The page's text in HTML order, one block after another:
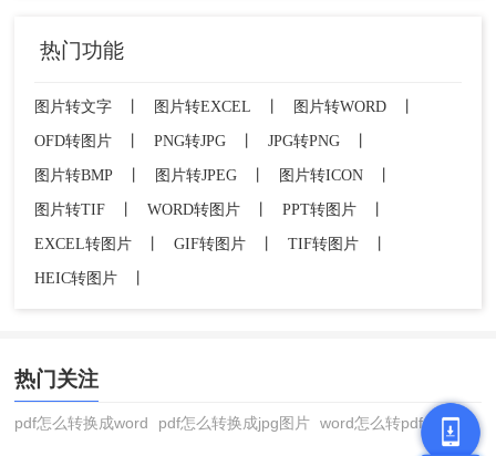
热门功能
图片转文字 图片转EXCEL 图片转WORD
OFD转图片
PNG转JPG JPG转PNG
图片转BMP
图片转JPEG 图片转ICON
图片转TIF
WORD转图片 PPT转图片
EXCEL转图片
GIF转图片 TIF转图片
HEIC转图片
热门关注
pdf怎么转换成word pdf怎么转换成jpg图片 word怎么转pdf